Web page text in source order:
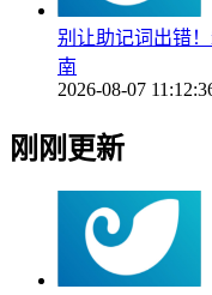
别让助记词出错
南
2026-08-07
刚刚更新